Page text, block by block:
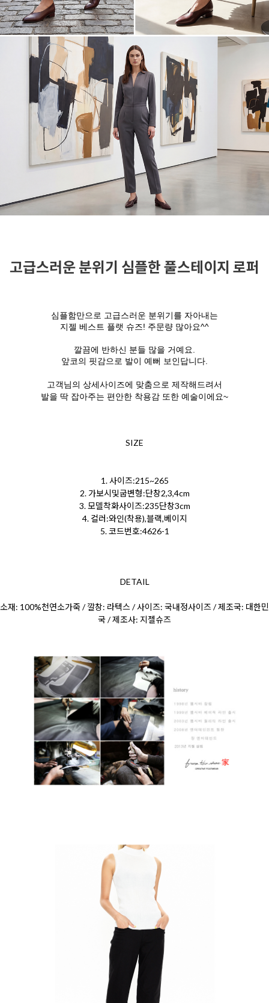
고급스러운 분위기 심플한 풀스테이지 로퍼
심플함만으로 고급스러운 분위기를 자아내는
지젤 베스트 플랫 슈즈! 주문량 많아요^^
깔끔에 반하신 분들 많을 거예요.
앞코의 핏감으로 발이 예뻐 보인답니다.
고객님의 상세사이즈에 맞춤으로 제작해드려서
발을 딱 잡아주는 편안한 착용감 또한 예술이에요~
SIZE
1. 사이즈:215~265
2. 가보시및굽변형:단창2,3,4cm
3. 모델착화사이즈:235단창3cm
4. 컬러:와인(착용),블랙,베이지
5. 코드번호:4626-1
DETAIL
소재: 100%천연소가죽 / 깔창: 라텍스 / 사이즈: 국내정사이즈 / 제조국: 대한민
국 / 제조사: 지젤슈즈